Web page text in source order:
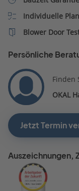
Individuelle
Blower Door
Persönliche
Finden
OKAL
Jetzt Termin